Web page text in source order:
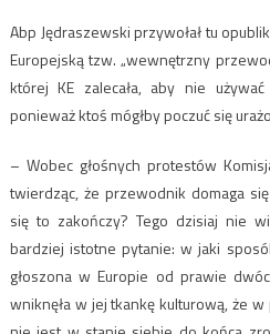
Abp Jędraszewski przywołał tu
Europejską tzw. „wewnętrzny
której KE zalecała, aby nie używać
ponieważ ktoś mógłby poczuć się
– Wobec głośnych protestów
twierdząc, że przewodnik domaga
się to zakończy? Tego dzisiaj nie
bardziej istotne pytanie: w jaki
głoszona w Europie od prawie
wniknęła w jej tkankę kulturową, że